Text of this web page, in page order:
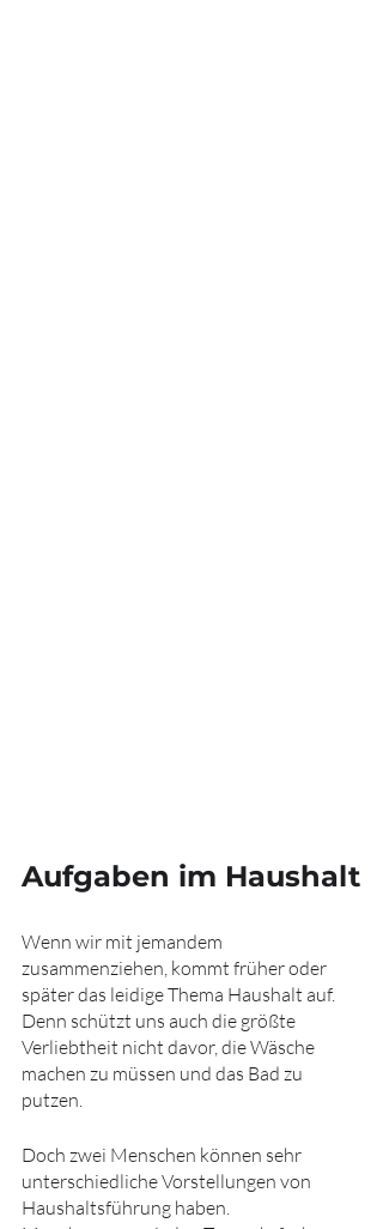
Aufgaben im Haushalt
Wenn wir mit jemandem
zusammenziehen, kommt früher oder
später das leidige Thema Haushalt auf.
Denn schützt uns auch die größte
Verliebtheit nicht davor, die Wäsche
machen zu müssen und das Bad zu
putzen.
Doch zwei Menschen können sehr
unterschiedliche Vorstellungen von
Haushaltsführung haben.